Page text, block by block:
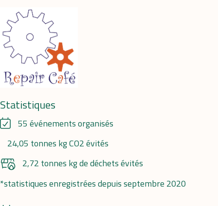
Statistiques
55 événements organisés
24,05 tonnes kg CO2 évités
2,72 tonnes kg de déchets évités
*statistiques enregistrées depuis septembre 2020